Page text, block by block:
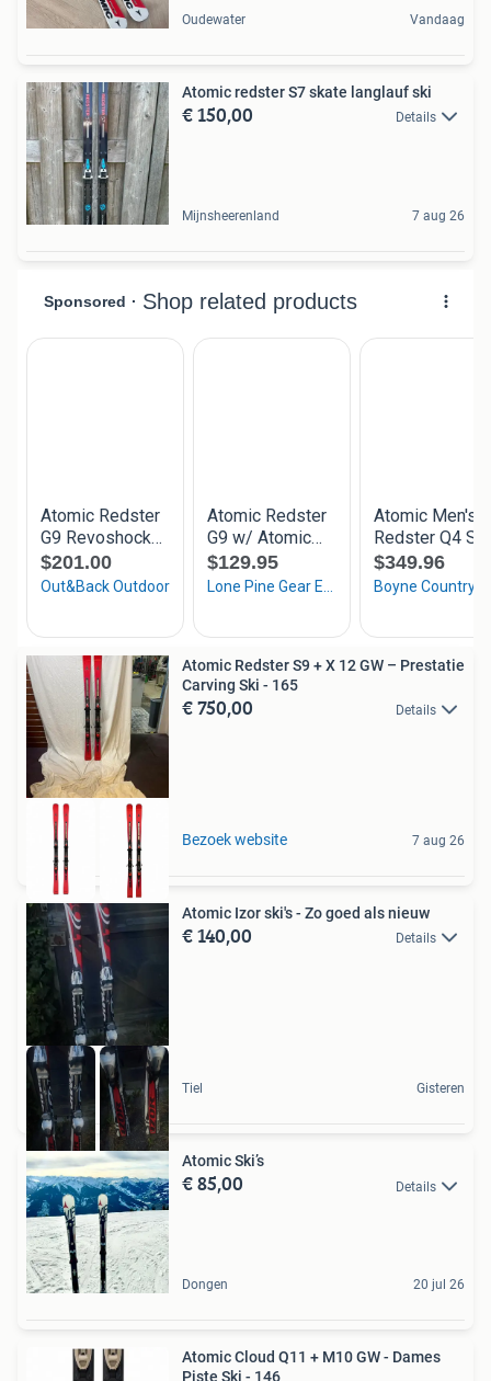
Oudewater Vandaag
Atomic redster S7 skate langlauf ski
€ 150,00 Details
Mijnsheerenland 7 aug 26
Atomic Redster S9 + X 12 GW – Prestatie
Carving Ski - 165
€ 750,00 Details
Bezoek website 7 aug 26
Atomic Izor ski's - Zo goed als nieuw
€ 140,00 Details
Tiel Gisteren
Atomic Ski’s
€ 85,00 Details
Dongen 20 jul 26
Atomic Cloud Q11 + M10 GW - Dames
Piste Ski - 146